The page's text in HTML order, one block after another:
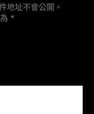
地址不會公開。
*